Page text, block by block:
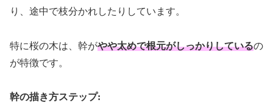
り、途中で枝分かれしたりしています。
特に桜の木は、幹がやや太めで根元がしっかりしているの
が特徴です。
幹の描き方ステップ: